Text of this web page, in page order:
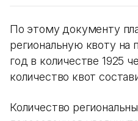
По этому документу
региональную квоту на
год в количестве 1925
количество квот
Количество